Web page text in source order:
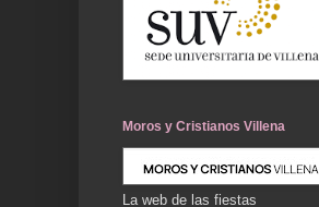
Moros y Cristianos Villena
La web de las fiestas